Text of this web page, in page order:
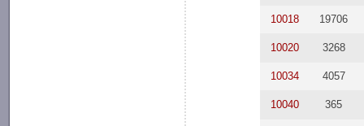
10018 19706
10020 3268
10034 4057
10040 365